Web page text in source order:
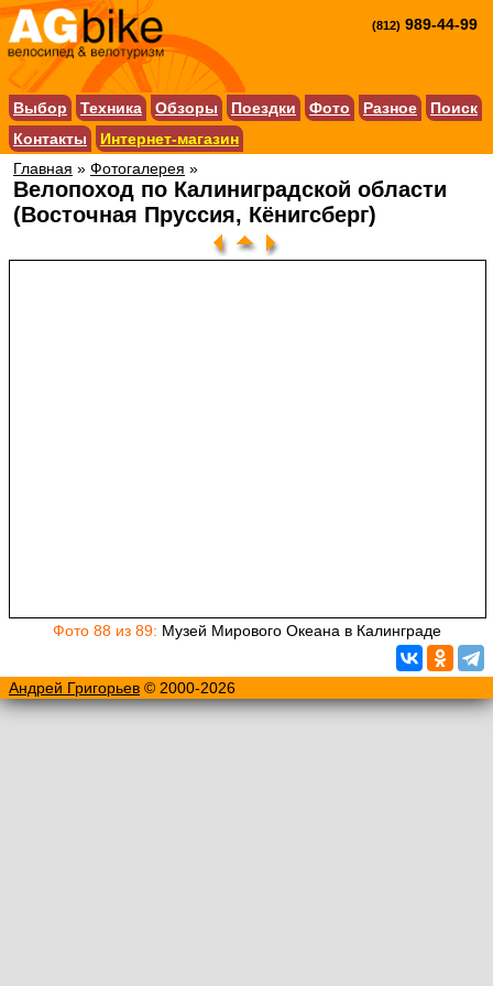
(812) 989-44-99
Выбор Техника Обзоры Поездки Фото Разное
Поиск
Контакты
Интернет-магазин
Главная » Фотогалерея »
Велопоход по Калиниградской области
(Восточная Пруссия, Кёнигсберг)
Фото 88 из 89: Музей Мирового Океана в Калинграде
Андрей Григорьев © 2000-2026